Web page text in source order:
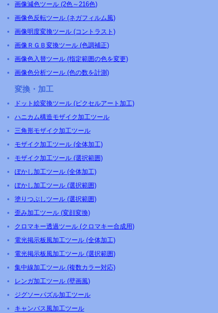
画像減色ツール (2色～216色)
画像色反転ツール (ネガフィルム風)
画像明度変換ツール (コントラスト)
画像ＲＧＢ変換ツール (色調補正)
画像色入替ツール (指定範囲の色を変更)
画像色分析ツール (色の数を計測)
変換・加工
ドット絵変換ツール (ピクセルアート加工)
ハニカム構造モザイク加工ツール
三角形モザイク加工ツール
モザイク加工ツール (全体加工)
モザイク加工ツール (選択範囲)
ぼかし加工ツール (全体加工)
ぼかし加工ツール (選択範囲)
塗りつぶしツール (選択範囲)
歪み加工ツール (変顔変換)
クロマキー透過ツール (クロマキー合成用)
電光掲示板風加工ツール (全体加工)
電光掲示板風加工ツール (選択範囲)
集中線加工ツール (複数カラー対応)
レンガ加工ツール (壁画風)
ジグソーパズル加工ツール
キャンバス風加工ツール